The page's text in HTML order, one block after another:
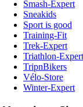
Smash-Expert
Sneakids
Sport is good
Training-Fit
Trek-Expert
Triathlon-Expert
TripnBikers
Vélo-Store
Winter-Expert